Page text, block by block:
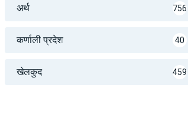
अर्थ 756
कर्णाली प्रदेश 40
खेलकुद 459